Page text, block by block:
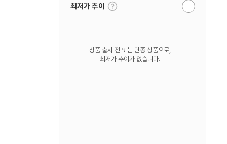
최저가 추이
툴
팁
알
상품 출시 전 또는 단종 상품으로,
최저가 추이가 없습니다.